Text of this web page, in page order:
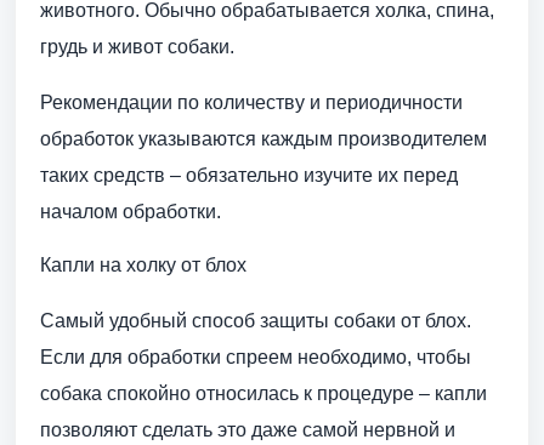
животного. Обычно обрабатывается холка, спина,
грудь и живот собаки.
Рекомендации по количеству и периодичности
обработок указываются каждым производителем
таких средств – обязательно изучите их перед
началом обработки.
Капли на холку от блох
Самый удобный способ защиты собаки от блох.
Если для обработки спреем необходимо, чтобы
собака спокойно относилась к процедуре – капли
позволяют сделать это даже самой нервной и